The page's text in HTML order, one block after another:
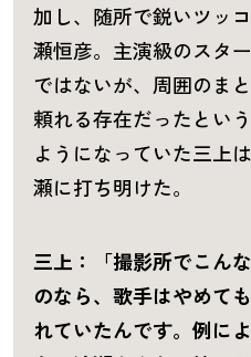
加し、随所で鋭いツッ
瀬恒彦。主演級のスタ
ではないが、周囲のま
頼れる存在だったとい
ようになっていた三上
瀬に打ち明けた。
三上：「撮影所でこん
のなら、歌手はやめて
れていたんです。例に